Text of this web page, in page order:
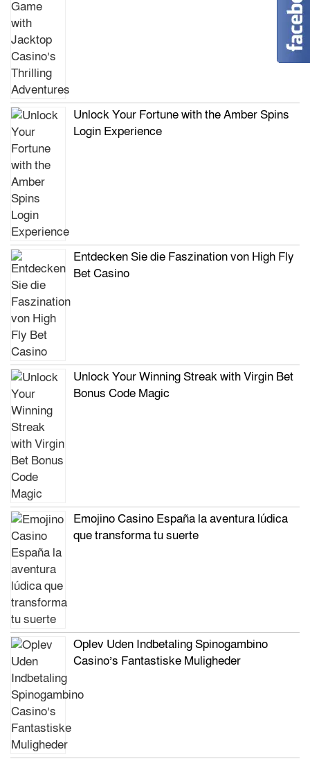
Unlock Your Fortune with the Amber Spins
Login Experience
Entdecken Sie die Faszination von High Fly
Bet Casino
Unlock Your Winning Streak with Virgin Bet
Bonus Code Magic
Emojino Casino España la aventura lúdica
que transforma tu suerte
Oplev Uden Indbetaling Spinogambino
Casino’s Fantastiske Muligheder